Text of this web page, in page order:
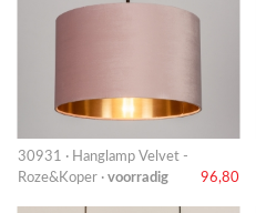
30931 · Hanglamp Velvet -
Roze&Koper · voorradig 96,80